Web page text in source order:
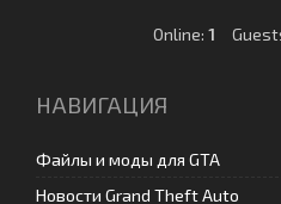
Online: 1
НАВИГАЦИЯ
Файлы и моды для GTA
Новости Grand Theft Auto